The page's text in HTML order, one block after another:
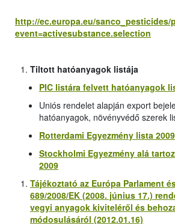
http://ec.europa.eu/
event=activesubstance.selection
Tiltott hatóanyagok listája
PIC listára felvett hatóanyagok
Uniós rendelet alapján export
hatóanyagok, növényvédő szerek
Rotterdami Egyezmény lista 2009
Stockholmi Egyezmény alá
2009
Tájékoztató az Európa Parlament
689/2008/EK (2008. június 17.)
vegyi anyagok kiviteléről és
módosulásáról (2012.01.16)